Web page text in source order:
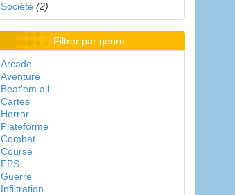
Société (2)
Filtrer par genre
Arcade
Aventure
Beat'em all
Cartes
Horror
Plateforme
Combat
Course
FPS
Guerre
Infiltration